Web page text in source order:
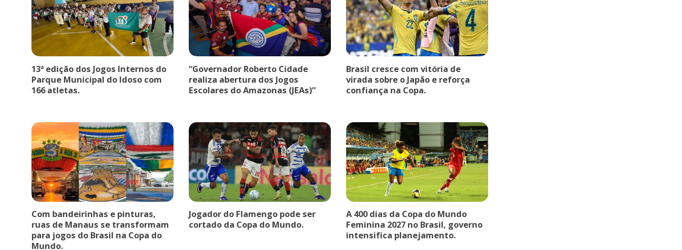
13ª edição dos Jogos Internos do
Parque Municipal do Idoso com
166 atletas.
“Governador Roberto Cidade
realiza abertura dos Jogos
Escolares do Amazonas (JEAs)”
Brasil cresce com vitória de
virada sobre o Japão e reforça
confiança na Copa.
Com bandeirinhas e pinturas,
ruas de Manaus se transformam
para jogos do Brasil na Copa do
Mundo.
Jogador do Flamengo pode ser
cortado da Copa do Mundo.
A 400 dias da Copa do Mundo
Feminina 2027 no Brasil, governo
intensifica planejamento.